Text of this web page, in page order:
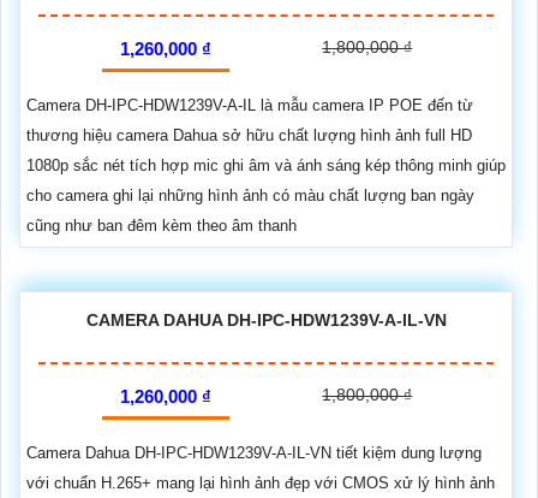
1,260,000 ₫ 1,800,000 ₫
Camera DH-IPC-HDW1239V-A-IL là mẫu camera IP POE đến từ
thương hiệu camera Dahua sở hữu chất lượng hình ảnh full HD
1080p sắc nét tích hợp mic ghi âm và ánh sáng kép thông minh giúp
cho camera ghi lại những hình ảnh có màu chất lượng ban ngày
cũng như ban đêm kèm theo âm thanh
CAMERA DAHUA DH-IPC-HDW1239V-A-IL-VN
1,260,000 ₫ 1,800,000 ₫
Camera Dahua DH-IPC-HDW1239V-A-IL-VN tiết kiệm dung lượng
với chuẩn H.265+ mang lại hình ảnh đẹp với CMOS xử lý hình ảnh